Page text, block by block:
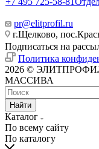
pr@elitprofil.ru
г.Щелково,
Подписаться на
Политика
2026 ©
МАССИВА
Найти
Каталог
По всему сайту
По каталогу